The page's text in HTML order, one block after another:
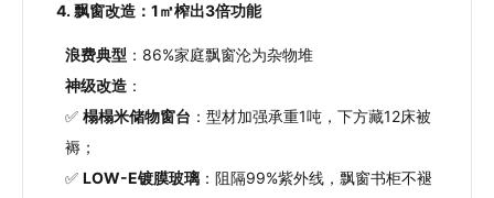
4. 飘窗改造：1㎡榨出3倍功能
浪费典型 ：86%家庭飘窗沦为杂物堆
神级改造：
✅ 榻榻米储物窗台 ：型材加强承重1吨，下方藏12床被
褥；
✅ LOW-E镀膜玻璃：阻隔99%紫外线，飘窗书柜不褪